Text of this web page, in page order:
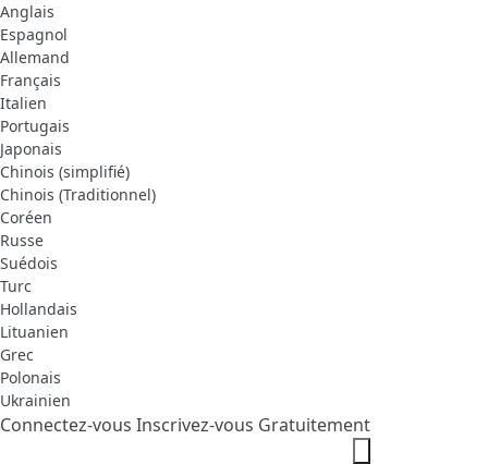
Anglais
Espagnol
Allemand
Français
Italien
Portugais
Japonais
Chinois (simplifié)
Chinois (Traditionnel)
Coréen
Russe
Suédois
Turc
Hollandais
Lituanien
Grec
Polonais
Ukrainien
Connectez-vous Inscrivez-vous Gratuitement